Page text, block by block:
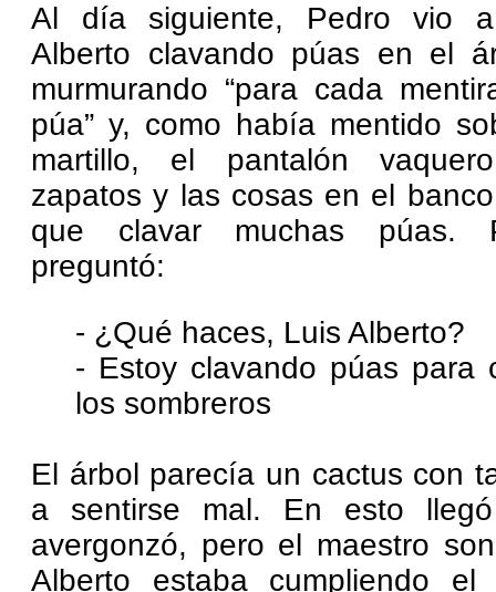
Al día siguiente, Pedro vio
Alberto clavando púas en el
murmurando “para cada
púa” y, como había mentido
martillo, el pantalón
zapatos y las cosas en el
que clavar muchas púas.
preguntó:
- ¿Qué haces, Luis Alberto?
- Estoy clavando púas para
los sombreros
El árbol parecía un cactus con
a sentirse mal. En esto
avergonzó, pero el maestro
Alberto estaba cumpliendo